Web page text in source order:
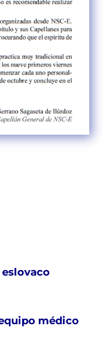
médico